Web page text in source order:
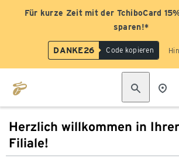
Für kurze Zeit mit der TchiboCard
sparen!*
DANKE26 Code kopieren
Herzlich willkommen in
Filiale!